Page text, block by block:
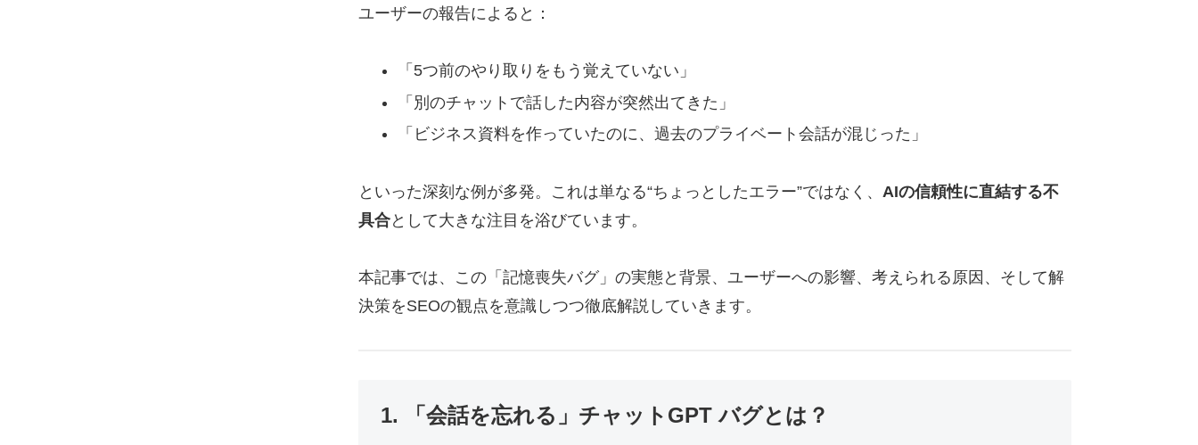
ユーザーの報告によると：
「5つ前のやり取りをもう覚えていない」
「別のチャットで話した内容が突然出てきた」
「ビジネス資料を作っていたのに、過去のプライベート会話が混じった」
といった深刻な例が多発。これは単なる“ちょっとしたエラー”ではなく、 AIの信頼性に直結する不
具合として大きな注目を浴びています。
本記事では、この「記憶喪失バグ」の実態と背景、ユーザーへの影響、考えられる原因、そして解
決策をSEOの観点を意識しつつ徹底解説していきます。
1. 「会話を忘れる」チャットGPT バグとは？